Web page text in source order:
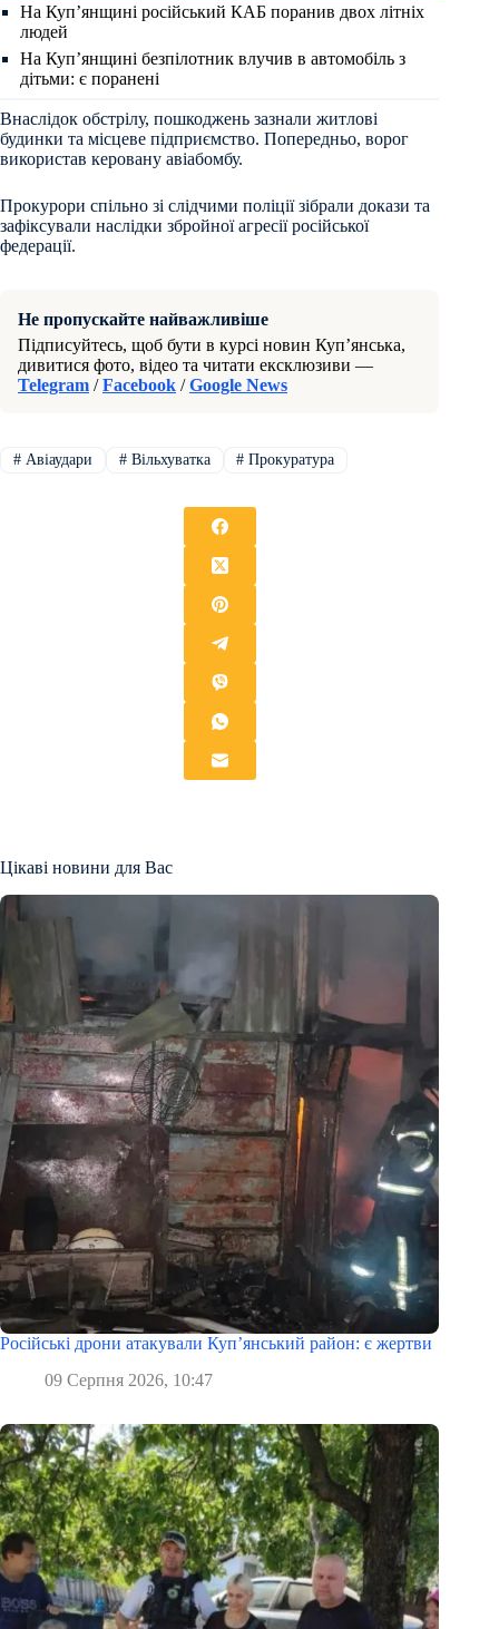
На Куп’янщині російський КАБ поранив двох літніх
людей
На Куп’янщині безпілотник влучив в автомобіль з
дітьми: є поранені
Внаслідок обстрілу, пошкоджень зазнали житлові
будинки та місцеве підприємство. Попередньо, ворог
використав керовану авіабомбу.
Прокурори спільно зі слідчими поліції зібрали докази та
зафіксували наслідки збройної агресії російської
федерації.
Не пропускайте найважливіше
Підписуйтесь, щоб бути в курсі новин Куп’янська,
дивитися фото, відео та читати ексклюзиви —
Telegram /Facebook /Google News
#Авіаудари #Вільхуватка # Прокуратура
Цікаві новини для Вас
Російські дрони атакували Куп’янський район: є жертви
09 Серпня 2026, 10:47